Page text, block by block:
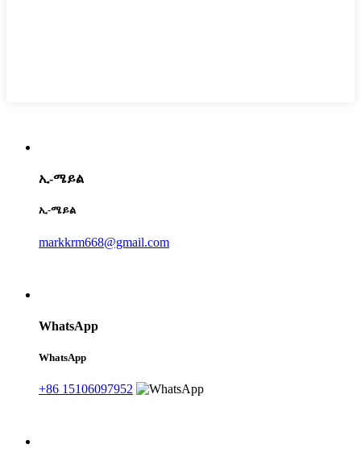
ኢ-ሜይል
ኢ-ሜይል
markkrm668@gmail.com
WhatsApp
WhatsApp
+86 15106097952